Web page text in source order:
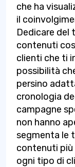
che ha
il
Dedicare del
contenuti
clienti che ti
possibilità
persino
cronologia
campagne
non hanno
segmenta le
contenuti più
ogni tipo di